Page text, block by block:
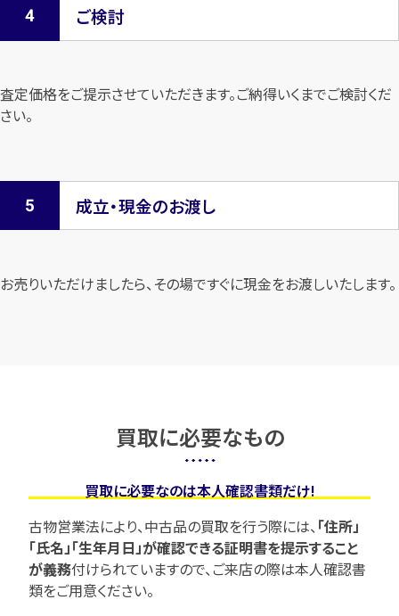
ご検討
査定価格をご提示させていただきます。ご納得いくまでご検討くだ
さい。
成立・現金のお渡し
お売りいただけましたら、その場ですぐに現金をお渡しいたします。
買取に必要なもの
買取に必要なのは本人確認書類だけ!
古物営業法により、中古品の買取を行う際には、「住所」
「氏名」「生年月日」が確認できる証明書を提示すること
が義務付けられていますので、ご来店の際は本人確認書
類をご用意ください。